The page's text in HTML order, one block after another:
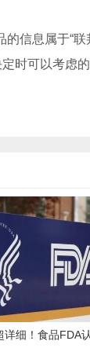
信息属于“
时可以考虑的
详细！食品FDA